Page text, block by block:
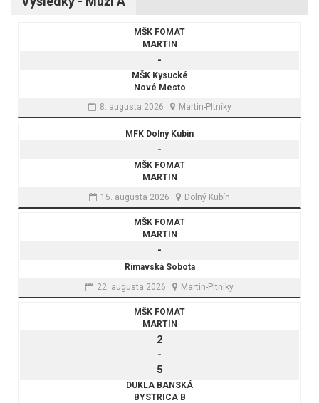
MŠK FOMAT
MARTIN
-
MŠK Kysucké
Nové Mesto
8. augusta 2026
Martin-Pltníky
MFK Dolný Kubín
-
MŠK FOMAT
MARTIN
15. augusta 2026
Dolný Kubín
MŠK FOMAT
MARTIN
-
Rimavská Sobota
22. augusta 2026
Martin-Pltníky
MŠK FOMAT
MARTIN
2
-
5
DUKLA BANSKÁ
BYSTRICA B